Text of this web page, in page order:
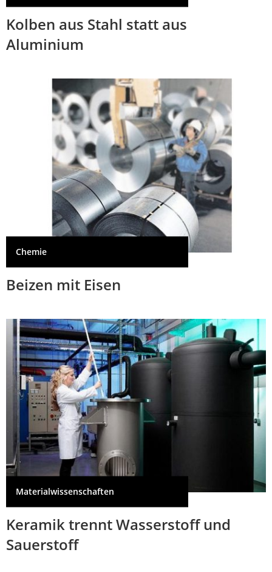
Kolben aus Stahl statt aus
Aluminium
Chemie
Beizen mit Eisen
Materialwissenschaften
Keramik trennt Wasserstoff und
Sauerstoff